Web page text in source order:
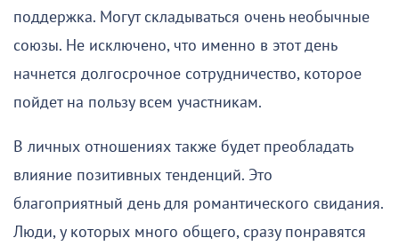
поддержка. Могут складываться очень необычные
союзы. Не исключено, что именно в этот день
начнется долгосрочное сотрудничество, которое
пойдет на пользу всем участникам.
В личных отношениях также будет преобладать
влияние позитивных тенденций. Это
благоприятный день для романтического свидания.
Люди, у которых много общего, сразу понравятся